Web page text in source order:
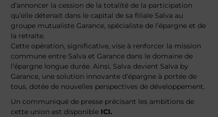
d’annoncer la cession de la totalité de la participation
qu’elle détenait dans le capital de sa filiale Salva au
groupe mutualiste Garance, spécialiste de l’épargne et de
la retraite.
Cette opération, significative, vise à renforcer la mission
commune entre Salva et Garance dans le domaine de
l’épargne longue durée. Ainsi, Salva devient Salva by
Garance, une solution innovante d’épargne à portée de
tous, dotée de nouvelles perspectives de développement.
Un communiqué de presse précisant les ambitions de
cette union est disponible ICI.